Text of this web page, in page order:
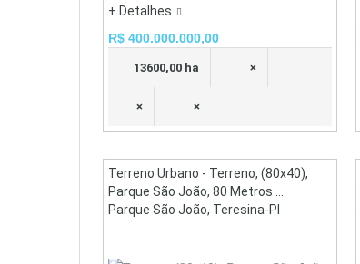
+ Detalhes
R$ 400.000.000,00
13600,00 ha ×
× ×
Terreno Urbano - Terreno, (80x40),
Parque São João, 80 Metros ...
Parque São João, Teresina-PI